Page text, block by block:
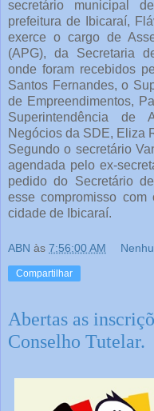
secretário municipal
prefeitura de Ibicaraí,
exerce o cargo de
(APG), da Secretaria
onde foram recebidos
Santos Fernandes, o
de Empreendimentos,
Superintendência de
Negócios da SDE, Eliza
Segundo o secretário
agendada pelo ex-
pedido do Secretário
esse compromisso
cidade de Ibicaraí.
ABN às 7:56:00 AM
Compartilhar
Abertas as
Conselho Tutelar.